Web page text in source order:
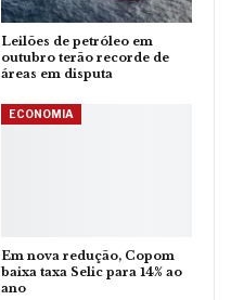
Leilões de petróleo em
outubro terão recorde de
áreas em disputa
ECONOMIA
Em nova redução, Copom
baixa taxa Selic para 14% ao
ano